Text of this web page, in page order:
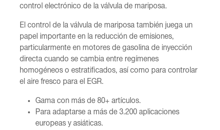
control electrónico de la válvula de mariposa.
El control de la válvula de mariposa también juega un
papel importante en la reducción de emisiones,
particularmente en motores de gasolina de inyección
directa cuando se cambia entre regímenes
homogéneos o estratificados, así como para controlar
el aire fresco para el EGR.
Gama con más de 80+ artículos.
Para adaptarse a más de 3.200 aplicaciones
europeas y asiáticas.